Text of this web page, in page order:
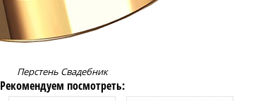
Перстень Свадебник
Рекомендуем посмотреть: